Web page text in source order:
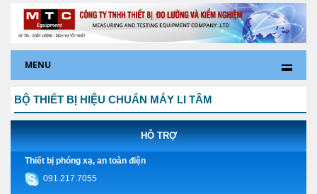
MENU
BỘ THIẾT BỊ HIỆU CHUẨN MÁY LI TÂM
HỖ TRỢ
Thiết bị phóng xạ, an toàn điện
091.217.7055